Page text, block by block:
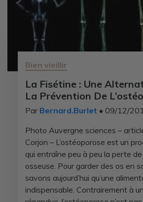
Bien vieillir
La Fisétine : Une
La Prévention De
Par Bernard.Burlet • 09/12/
Photo Auvergne sciences –
Corjon – L’ostéoporose est un
qui entraîne peu à peu la perte
osseuse. Pour garder des os en
savons aujourd’hui qu’une
indispensable. Contrairement à